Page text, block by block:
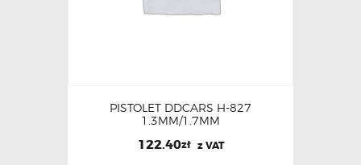
PISTOLET DDCARS H-827
1.3MM/1.7MM
122.40zł z VAT